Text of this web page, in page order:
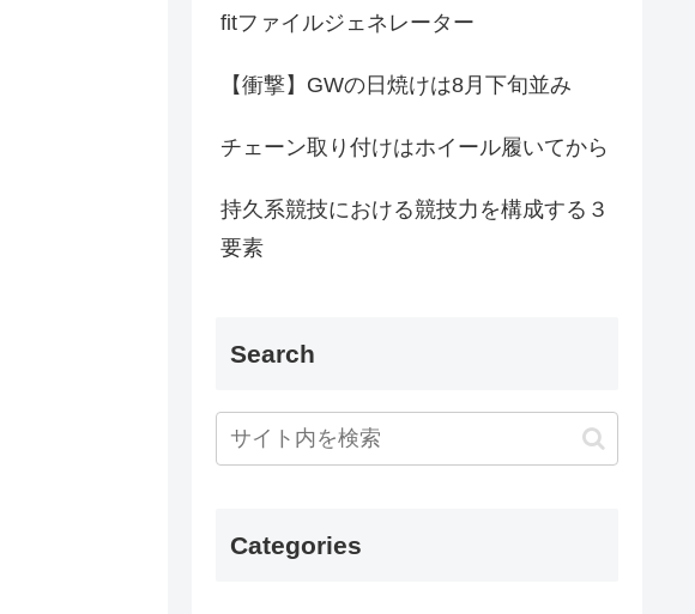
fitファイルジェネレーター
【衝撃】GWの日焼けは8月下旬並み
チェーン取り付けはホイール履いてから
持久系競技における競技力を構成する３
要素
Search
Categories